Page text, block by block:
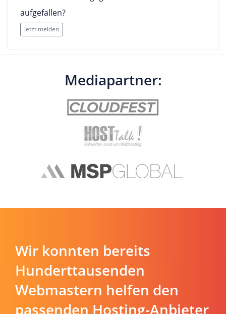
aufgefallen?
Jetzt melden
Mediapartner:
Wir konnten bereits
Hunderttausenden
Webmastern helfen den
passenden Hosting-Anbieter